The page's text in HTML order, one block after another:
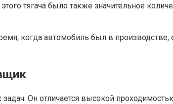
тягача было также значительное
когда автомобиль был в
Он отличается высокой